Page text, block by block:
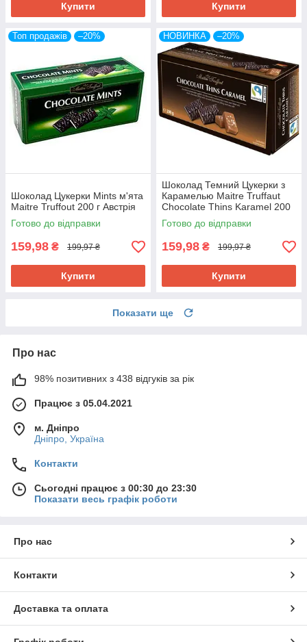
Купити Купити
Топ продажів –20%
Шоколад Цукерки Mints м'ята
Maitre Truffout 200 г Австрія
Готово до відправки
159,98 ₴ 199,97 ₴
Купити
НОВИНКА –20%
Шоколад Темний Цукерки з
Карамелью Maitre Truffaut
Chocolate Thins Karamel 200
г Австрія
Готово до відправки
159,98 ₴ 199,97 ₴
Купити
Показати ще
Про нас
98% позитивних з 438 відгуків за рік
Працює з 05.04.2021
м. Дніпро
Дніпро, Україна
Контакти
Сьогодні працює з 00:30 до 23:30
Показати весь графік роботи
Про нас
Контакти
Доставка та оплата